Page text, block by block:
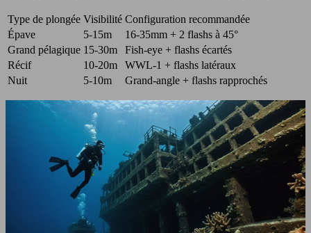
Type de plongée Visibilité Configuration recommandée
Épave
5-15m
16-35mm + 2 flashs à 45°
Grand pélagique 15-30m
Fish-eye + flashs écartés
Récif
10-20m
WWL-1 + flashs latéraux
Nuit
5-10m Grand-angle + flashs rapprochés